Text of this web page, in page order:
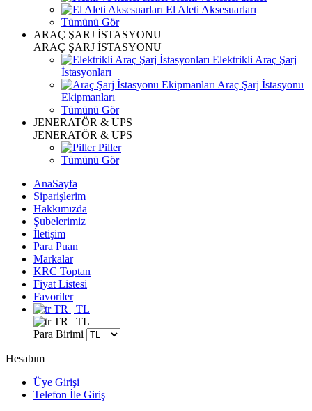
El Aleti Aksesuarları
Tümünü Gör
ARAÇ ŞARJ İSTASYONU
ARAÇ ŞARJ İSTASYONU
Elektrikli Araç Şarj
İstasyonları
Araç Şarj İstasyonu
Ekipmanları
Tümünü Gör
JENERATÖR & UPS
JENERATÖR & UPS
Piller
Tümünü Gör
AnaSayfa
Siparişlerim
Hakkımızda
Şubelerimiz
İletişim
Para Puan
Markalar
KRC Toptan
Fiyat Listesi
Favoriler
TR | TL
TR | TL
Para Birimi
Hesabım
Üye Girişi
Telefon İle Giriş